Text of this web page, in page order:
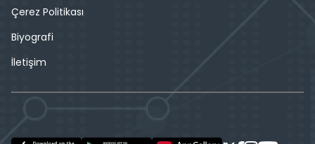
Çerez Politikası
Biyografi
İletişim